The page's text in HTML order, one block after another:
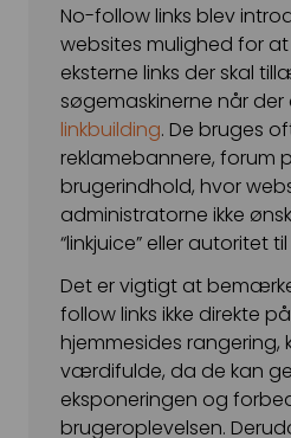
TikTok annoncering
PAID SEARCH
Google Ads
Display annoncering
YouTube annoncering
Google shopping
Bing Ads
E-MAIL
Kampagnemails
No-follow links blev
websites mulighed for at
eksterne links der skal
søgemaskinerne når
linkbuilding. De bruges
reklamebannere, forum
brugerindhold, hvor
administratorne ikke
“linkjuice” eller autoritet
Det er vigtigt at
follow links ikke direkte
hjemmesides
værdifulde, da de kan
eksponeringen og
brugeroplevelsen.